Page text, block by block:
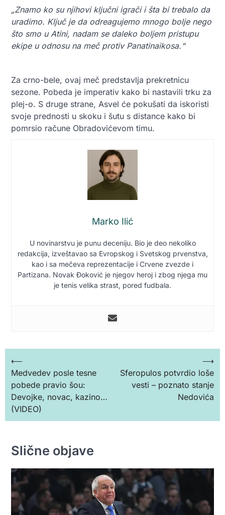
„Znamo ko su njihovi ključni igrači i šta bi trebalo da
uradimo. Ključ je da odreagujemo mnogo bolje nego
što smo u Atini, nadam se daleko boljem pristupu
ekipe u odnosu na meč protiv Panatinaikosa.“
Za crno-bele, ovaj meč predstavlja prekretnicu
sezone. Pobeda je imperativ kako bi nastavili trku za
plej-o. S druge strane, Asvel će pokušati da iskoristi
svoje prednosti u skoku i šutu s distance kako bi
pomrsio račune Obradovićevom timu.
Marko Ilić
U novinarstvu je punu deceniju. Bio je deo nekoliko
redakcija, izveštavao sa Evropskog i Svetskog prvenstva,
kao i sa mečeva reprezentacije i Crvene zvezde i
Partizana. Novak Đoković je njegov heroj i zbog njega mu
je tenis velika strast, pored fudbala.
Кретање
чланка
⟵
Medvedev posle tesne
pobede pravio šou:
Devojke, novac, kazino…
(VIDEO)
Sferopulos potvrdio loše
vesti – poznato stanje
Nedovića
⟶
Slične objave